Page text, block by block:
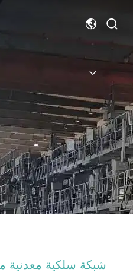
شبكة سلكية معدنية